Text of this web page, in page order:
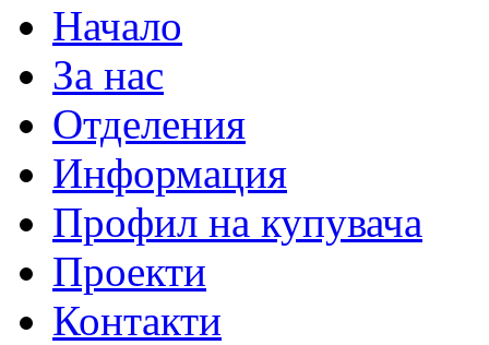
Начало
За нас
Отделения
Информация
Профил на купувача
Проекти
Контакти